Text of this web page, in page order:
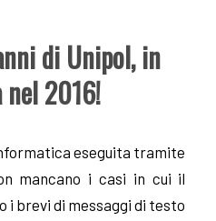
di Unipol, in
2016!
eseguita tramite
mancano i casi in cui il
brevi di messaggi di testo